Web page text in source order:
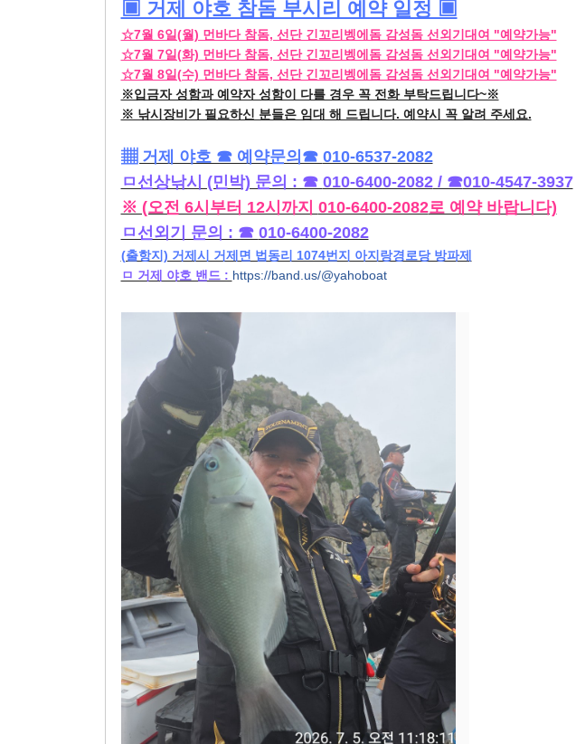
▣ 거제 야호 참돔 부시리 예약 일정 ▣
☆7월 6일(월) 먼바다 참돔, 선단 긴꼬리벵에돔 감성돔 선외기대여 "예약가능"
☆7월 7일(화) 먼바다 참돔, 선단 긴꼬리벵에돔 감성돔 선외기대여 "예약가능"
☆7월 8일(수) 먼바다 참돔, 선단 긴꼬리벵에돔 감성돔 선외기대여 "예약가능"
※입금자 성함과 예약자 성함이 다를 경우 꼭 전화 부탁드립니다~※
※ 낚시장비가 필요하신 분들은 임대 해 드립니다. 예약시 꼭 알려 주세요.
▦ 거제 야호 ☎ 예약문의☎ 010-6537-2082
ㅁ선상낚시 (민박) 문의 : ☎ 010-6400-2082 / ☎010-4547-3937
※ (오전 6시부터 12시까지 010-6400-2082로 예약 바랍니다)
ㅁ선외기 문의 : ☎ 010-6400-2082
(출항지) 거제시 거제면 법동리 1074번지 아지랑경로당 방파제
ㅁ 거제 야호 밴드 : https://band.us/@yahoboat